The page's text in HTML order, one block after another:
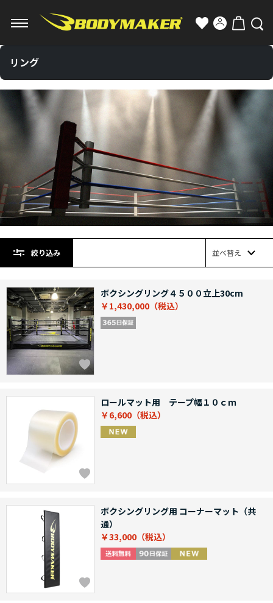
リング
絞り込み 並べ替え
ボクシングリング４５００立上30cm
￥1,430,000
ロールマット用 テープ幅１０ｃｍ
￥6,600
ボクシングリング用 コーナーマット（共
通）
￥33,000